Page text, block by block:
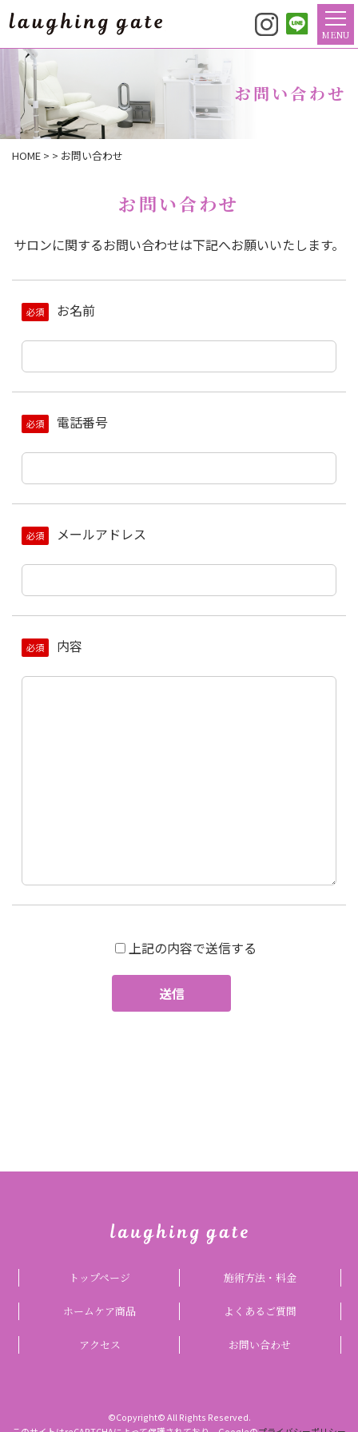
MENU
お問い合わせ
HOME > > お問い合わせ
お問い合わせ
サロンに関するお問い合わせは下記へお願いいたします。
必須 お名前
必須 電話番号
必須 メールアドレス
必須 内容
上記の内容で送信する
トップページ 施術方法・料金
ホームケア商品 よくあるご質問
アクセス お問い合わせ
©Copyright© All Rights Reserved.